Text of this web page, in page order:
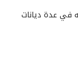
في عدة ديانات